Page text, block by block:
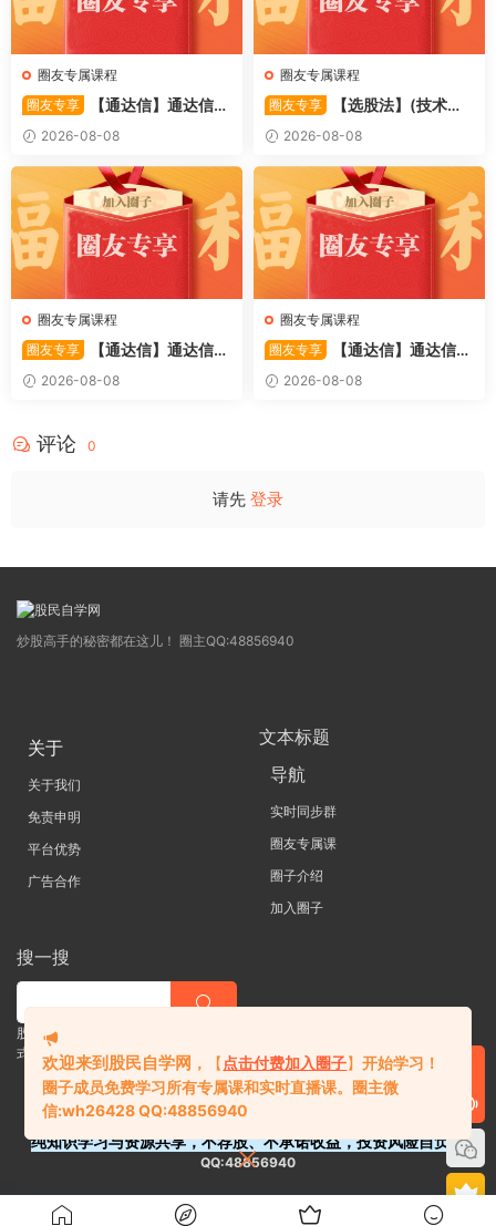
圈友专属课程
圈友专享
【通达信】通达信
〖萧啸双通道〗主图指标 研判
股价运行通道、捕捉短线买卖
时机 源码
2026-08-08
圈友专属课程
圈友专享
【选股法】(技术篇)
强势个股选股法操作理念、策
略与工具（上下）视频课程 共
2个视频
2026-08-08
圈友专属课程
圈友专享
【通达信】通达信
〖极致主力〗主副图/选股 放
量不算突破，站上压力才算！
2026-08-08
圈友专属课程
圈友专享
【通达信】通达信
〖超强MACD〗副图指标 斐波
那契+三重共振，捕捉买卖
2026-08-08
评论 0
请先 登录
炒股高手的秘密都在这儿！ 圈主QQ:48856940
关于
关于我们
免责申明
平台优势
广告合作
文本标题
导航
实时同步群
圈友专属课
圈子介绍
加入圈子
搜一搜
股票 |直播| 外汇| 期货 |金融理财一站
式学习平台
纯知识学习与资源共享，不荐股、不承诺收益，投资风险自负。
QQ:48856940
欢迎来到股民自学网 ， 【 点击付费加入圈子】开始学习！
圈子成员免费学习所有专属课和实时直播课。 圈主微
信:wh26428 QQ:48856940